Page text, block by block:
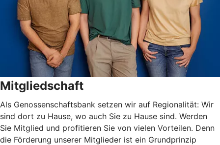
Mitgliedschaft
Als Genossenschaftsbank setzen wir auf Regionalität: Wir
sind dort zu Hause, wo auch Sie zu Hause sind. Werden
Sie Mitglied und profitieren Sie von vielen Vorteilen. Denn
die Förderung unserer Mitglieder ist ein Grundprinzip